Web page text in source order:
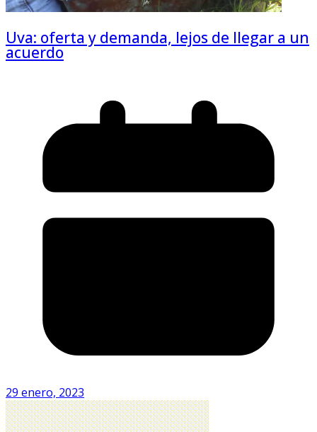
Uva: oferta y demanda, lejos de llegar a un
acuerdo
29 enero, 2023